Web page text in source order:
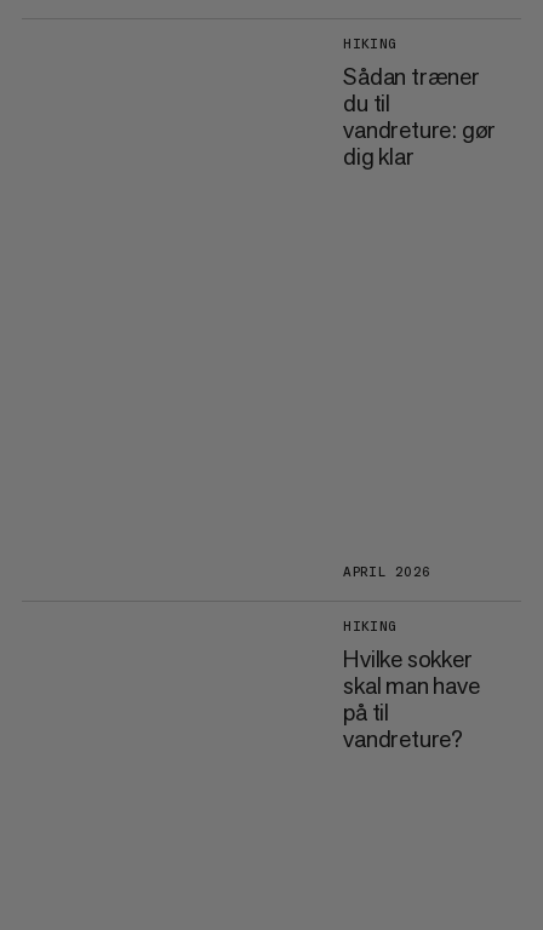
HIKING
Sådan træner
du til
vandreture: gør
dig klar
APRIL 2026
HIKING
Hvilke sokker
skal man have
på til
vandreture?